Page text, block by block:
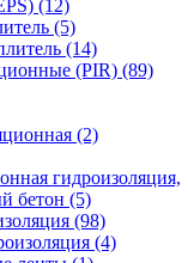
(12)
(5)
(14)
(PIR) (89)
(2)
гидроизоляция,
бетон (5)
(98)
(4)